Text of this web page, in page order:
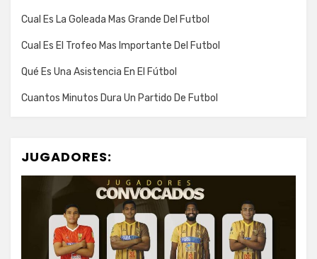
Cual Es La Goleada Mas Grande Del Futbol
Cual Es El Trofeo Mas Importante Del Futbol
Qué Es Una Asistencia En El Fútbol
Cuantos Minutos Dura Un Partido De Futbol
JUGADORES: